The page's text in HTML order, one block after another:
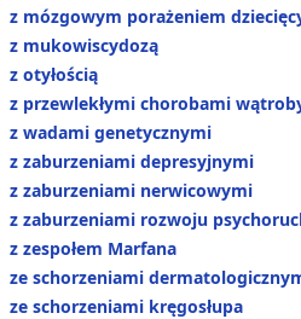
z mózgowym porażeniem
z mukowiscydozą
z otyłością
z przewlekłymi chorobami
z wadami genetycznymi
z zaburzeniami depresyjnymi
z zaburzeniami nerwicowymi
z zaburzeniami rozwoju
z zespołem Marfana
ze schorzeniami
ze schorzeniami kręgosłupa